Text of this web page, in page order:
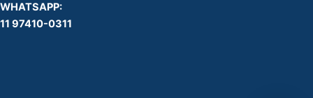
WHATSAPP:
11 97410-0311